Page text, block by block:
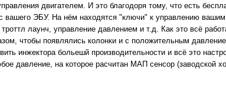
двигателем. И это благодоря тому, что есть
вашего ЭБУ. На нём находятся "ключи" к управлению
лаунч, управление давлением и т.д. Как это всё
чтобы появлялись колонки и с положительным
инжектора больешй производительности и всё это
давление, на которое расчитан МАП сенсор (заводской